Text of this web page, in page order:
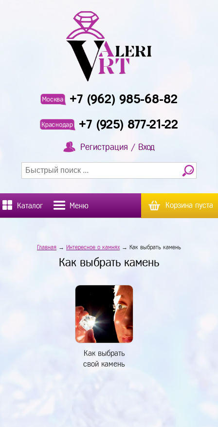
Москва +7 (962) 985-68-82
Краснодар +7 (925) 877-21-22
Регистрация / Вход
Каталог Меню Корзина пуста
Главная → Интересное о камнях → Как выбрать камень
Как выбрать камень
Как выбрать
свой камень